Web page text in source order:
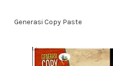
Generasi Copy Paste